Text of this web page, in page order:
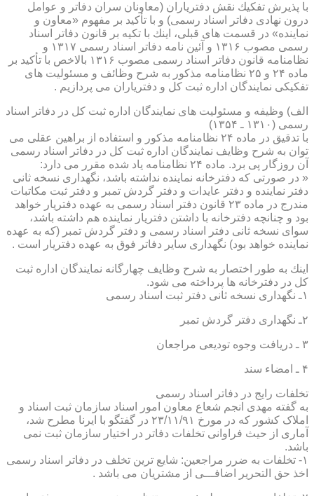
با پذیرش تفكیك نقش دفتریاران (معاونان سران دفاتر و عوامل
درون نهادی دفاتر اسناد رسمی) و با تأكید بر مفهوم «معاون و
نماینده» در قسمت های قبلی، اینك با تكیه بر قانون دفاتر اسناد
رسمی مصوب ۱۳۱۶ و آئین نامه دفاتر اسناد رسمی ۱۳۱۷ و
نظامنامه قانون دفاتر اسناد رسمی مصوب ۱۳۱۶ بالاخص با تأكید بر
ماده ۲۴ و ۲۵ نظامنامه مذكور به شرح وظائف و مسئولیت های
تفكیكی نمایندگان اداره ثبت كل و دفتریاران می پردازیم .
الف) وظیفه و مسئولیت های نمایندگان اداره ثبت كل در دفاتر اسناد
رسمی (۱۳۱۰ ـ ۱۳۵۴)
با تدقیق در ماده ۲۴ نظامنامه مذكور و استفاده از براهین عقلی می
توان به شرح وظایف نمایندگان اداره ثبت كل در دفاتر اسناد رسمی
آن روزگار پی برد. ماده ۲۴ نظامنامه یاد شده مقرر می دارد:
« در صورتی كه دفترخانه نماینده نداشته باشد، نگهداری نسخه ثانی
دفتر نماینده و دفتر عایدات و دفتر گردش تمبر و دفتر ثبت مكاتبات
مندرج در ماده ۲۳ قانون دفتر اسناد رسمی به عهده دفتریار خواهد
بود و چنانچه دفترخانه با داشتن دفتریار نماینده هم داشته باشد،
سوای نسخه ثانی دفتر اسناد رسمی و دفتر گردش تمبر (كه به عهده
نماینده خواهد بود) نگهداری سایر دفاتر فوق به عهده دفتریار است .
اینك به طور اختصار به شرح وظایف چهارگانه نمایندگان اداره ثبت
كل در دفترخانه ها پرداخته می شود.
۱ـ نگهداری نسخه ثانی دفتر ثبت اسناد رسمی
۲ـ نگهداری دفتر گردش تمبر
۳ ـ دریافت وجوه تودیعی مراجعان
۴ ـ امضاء سند
تخلفات رایج در دفاتر اسناد رسمی
به گفته مهدی انجم شعاع معاون امور اسناد سازمان ثبت اسناد و
املاک کشور که در مورخ ۲۳/۱۱/۹۱ در گفتگو با ایرنا مطرح شد،
آماری از حیث فراوانی تخلفات دفاتر در اختیار سازمان ثبت نمی
باشد.
۱- تخلفات به ضرر مراجعین: شایع ترین تخلف در دفاتر اسناد رسمی
اخذ حق التحریر اضافـــی از مشتریان می باشد .